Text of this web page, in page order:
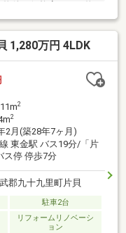
件の価格変更や、物
入り追加』をぜひご
1,280万円 4LDK
2
2
2月(築28年7ヶ月)
東金駅 バス19分/「片
ス停 停歩7分
郡九十九里町片貝
駐車2台
リフォームリノベーシ
ョン